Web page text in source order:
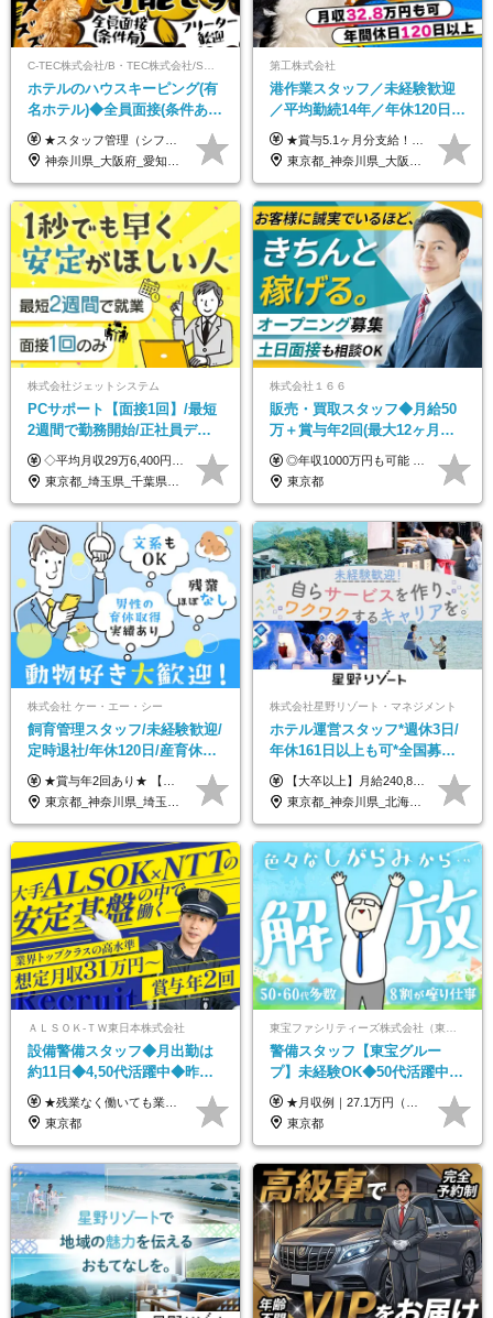
ホテルのハウスキーピング(有
名ホテル)◆全員面接(条件あ
り)◆未経験OK◆リゾート地
も選べる◆月25万円
★スタッフ管理（シフト調整など）の経験があれば【月給28万円以上】 ★賞与支給実績：基本給の2ヶ月分～3ヶ月分 ＝＝ライフスタイルに合わせて働き方を選べます＝＝ ■正社員 ＜未経験者＞月給25万円(寮なしの場合)～35万円＋賞与年2回 ＜経験者＞月給28万円～35万円＋賞与年2回 ※寮をご利用の場合は月給22万円～ ※経験やスキルに応じて決定します ※残業代全額支給 ※試用期間（3ヶ月間）中の雇用形態や待遇に差異はありません ※正社員の場合、転勤の可能性あり ■契約社員 月給22万円～＋残業代全額支給 ※契約社員の場合、賞与の支給および転勤の可能性はありません ※勤務時間や勤務日数の希望があればご相談に応じます ※試用期間なし ※契約の更新 有(勤務状況により判断する) 更新上限 有(通算契約期間の上限 1年/更新回数の上限 なし)
神奈川県_大阪府_愛知県_北海道_兵庫県_京都府_広島県_福岡県_大分県_宮崎県_鹿児島県_沖縄県
第工株式会社
港作業スタッフ／未経験歓迎
／平均勤続14年／年休120日以
上／食事手当・家族手当あり
／賞与5.1ヶ月分
★賞与5.1ヶ月分支給！ ★入社3年目・30代で年収730万円の先輩も活躍中！ ★入社1年目・20代で月収29万円の実績あり 月給：22.5万円～30.5万円＋各種手当＋賞与年2回＋残業代全額支給 ※経験・能力などを考慮のうえ決定します ※上記月給には食事手当(5000円／月）を含みます ※残業代は分単位で100％支給いたします ※試用期間3ヶ月。その間の給与・待遇に差異はありません 【月収例】 ◆33.5万円／31歳 入社7か月 ◆38.5万円／32歳 入社1年目 ◆48.4万円／44歳 入社12年目 ※経験・能力などを考慮のうえ決定 ※月収・給与例には休日手当も含みます 【手当詳細】 ◆交通費規定支給（上限3万5000円／月） ◆時間外手当全額支給 ◆休日出勤手当 ◆港湾住宅あり（1R・2万円台～） ◆資格取得支援制度：全額負担 ◆地域手当：関東地区1万円／月
東京都_神奈川県_大阪府_愛知県_兵庫県
株式会社ジェットシステム
PCサポート【面接1回】/最短
2週間で勤務開始/正社員デビ
ュー歓迎/未経験9割以上/社員
寮・住宅手当あり
◇平均月収29万6,400円(各種手当含む) ◇住宅手当⇒最大家賃の半額支給 ◇賞与年2回支給 ■月給22万5,000円以上＋地域手当＋時間外手当＋住宅手当＋家族手当 ※経験やスキルに応じて給与を決定します ※試用期間2ヶ月あり（期間内は時給1,060円以上となります） └地域により上がる可能性があり／例：東京都時給1,370円 └その他待遇に差異なし ＜モデル月収例＞ 1年目：296,400円 3年目：320,000円 【固定残業代について】 なし（残業代は、実際の労働時間に応じて別途全額支給）
東京都_埼玉県_千葉県_愛知県_北海道_群馬県_長野県_富山県_石川県_静岡県_香川県_高知県_熊本県_長崎県_沖縄県
株式会社１６６
販売・買取スタッフ◆月給50
万＋賞与年2回(最大12ヶ月分
支給)◆前職給与保証◆年収
1000万可◆オープニング
◎年収1000万円も可能 ◎複雑な条件やノルマは一切なし！ 頑張った分だけシンプルに還元される給与体系です。 経験者の方には「前職給与保証」をお約束します！ ■月給50万円～80万円（役職手当を含む） ★平均月収：60～70万円程度 ★「〇件以上で支給」といった複雑な条件やノルマの縛りは一切ありません。 お客様に寄り添い、利益が出た分はしっかりとあなたの給与へ還元します！ ※経験・能力を考慮のうえ決定します。 ※試用期間3ヶ月あり。その間の待遇・給与に差異はありません。 ※上記の金額は固定残業代（20時間/5万円～）含んだ金額です。 超過分は別途記載します。
東京都
株式会社 ケー・エー・シー
飼育管理スタッフ/未経験歓迎/
定時退社/年休120日/産育休実
績あり/連休取得OK/賞与年2
回/急募求人
★賞与年2回あり★ 【未経験の方】月給20万7,750円～＋賞与年2回＋残業代全額支給＋交通費支給 【生物系大卒の方】月給21万3,750円～＋賞与年2回＋残業代全額支給＋交通費支給 ★手当が充実★ ・資格手当（実験動物技術者2級：月3,000円、1級：月7,000円） ・家族手当 ・住宅費用補助（転居を伴う転勤の場合：最大5年間支給） ・残業代全額支給 ※入社5年目程度で賞与4.6ヶ月分の支給実績あり ※月給の金額は、能力やスキルを考慮して決定します ※試用期間6ヶ月あり（雇用形態・給与・待遇に差異なし）
東京都_神奈川県_埼玉県_大阪府_愛知県_茨城県_三重県_京都府_佐賀県
株式会社星野リゾート・マネジメント
ホテル運営スタッフ*週休3日/
年休161日以上も可*全国募集*
未経験OK*新規開業施設多数
【大卒以上】月給240,800円以上+賞与2回+各種手当 【短大・専門学校卒】月給204,400円以上+賞与2回+各種手当 【上記以外】月給187,000円以上+賞与2回+各種手当 ※経験、資格、能力等を考慮の上、決定いたします ※残業代全額支給 ※試用期間3ヶ月（条件変更なし）
東京都_神奈川県_北海道_青森県_山形県_福島県_栃木県_群馬県_山梨県_長野県_石川県_静岡県_岐阜県_京都府_広島県_島根県_山口県_高知県_長崎県_大分県_鹿児島県_沖縄県
ＡＬＳＯＫ-ＴＷ東日本株式会社
設備警備スタッフ◆月出勤は
約11日◆4,50代活躍中◆昨年
賞与3ヶ月◆ブランク/未経験
OK◆社会人歴は給与加算
★残業なく働いても業界高水準の高給与！ ★想定月収31万円～ ★社会人経験年数に応じて給与UP！ 1年目の想定月収／310,453円 ┗基本給216,600円 ＋時間外勤務52,297円(31h/135%) ＋休日勤務23,556円(13h/145%) ＋深夜手当18,000円(36h/40%） ※試用期間あり（4ヶ月） 給与内容に変更はございません。 ＼基本給与に卒歴や社会人加算が支給されます！／ ▼例1：大卒（社会人経験6年以上）の場合 基本給（216,600円）＋卒歴加算（20,000円）＋社会人経験（4,500円）＝241,100円 ▼例2：高卒（社会人経験15年以上）の場合 基本給（216,600円）社会人経験（18,000円）＝234,600円 ＼さらにプラスの手当も！／ 45時間程度の所定外勤務の場合、一般的な会社と比較すると 年間〈約12万円〉もプラスで受け取れます◎
東京都
警備スタッフ【東宝グルー
プ】未経験OK◆50代活躍中
◆1勤務で2日分休み◆8割が座
り仕事◆賞与年2回
★月収例｜27.1万円（月給+残業代2.4万円+資格手当0.2万円+家族手当0.85万円） ★賞与年2回＆充実した手当あり！ ■月給23万6,500円～＋賞与年2回＋各種手当 ┗月給には職務手当19,500円、調整手当15,000円、住宅手当18,500円、契約社員手当1,500円を含みます ※試用期間4ヶ月(期間中の給与・待遇の差異はありません) ━━━━━━━━━━ 各種手当も充実！ ━━━━━━━━━━ ★家族手当 ★役付手当 ★資格手当 ★年末年始勤務手当 ★交通費支給（月5万円以内／6ヶ月分の定期代を支給） ★残業・深夜残業手当（全額支給） ━━━━━━━━━━ 給与支給日は毎月25日です ━━━━━━━━━━ 例：1月1日付入社の場合 1月25日に基本給+変動しない手当を支給 2月25日に前月分の残業手当など変動する手当を支給
東京都